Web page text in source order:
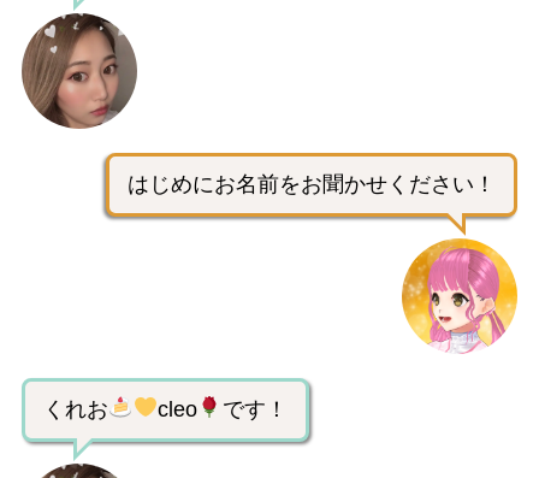
はじめにお名前をお聞かせください！
くれお cleo です！